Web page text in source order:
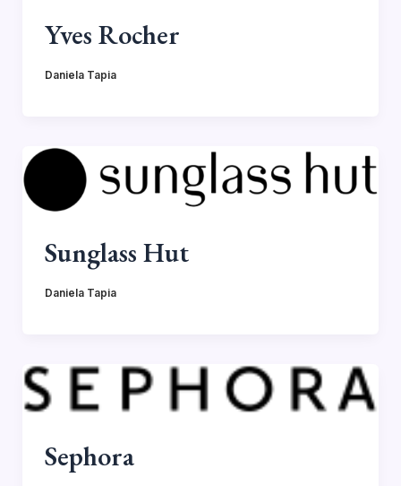
Yves Rocher
Daniela Tapia
Sunglass Hut
Daniela Tapia
Sephora